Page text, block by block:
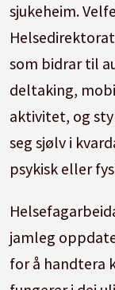
sjukeheim.
som bidrar til
deltaking,
aktivitet, og
seg sjølv i
psykisk eller
jamleg
for å handtera